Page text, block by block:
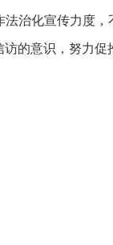
化宣传力度，
的意识，努力促